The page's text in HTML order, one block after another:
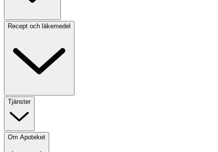
Recept och läkemedel
Tjänster
Om Apoteket